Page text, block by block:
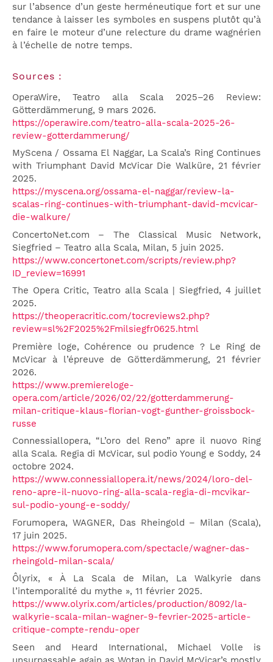
sur l’absence d’un geste herméneutique fort et sur une
tendance à laisser les symboles en suspens plutôt qu’à
en faire le moteur d’une relecture du drame wagnérien
à l’échelle de notre temps.
Sources :
OperaWire, Teatro alla Scala 2025–26 Review:
Götterdämmerung, 9 mars 2026.
https://operawire.com/teatro-alla-scala-2025-26-
review-gotterdammerung/
MyScena / Ossama El Naggar, La Scala’s Ring Continues
with Triumphant David McVicar Die Walküre, 21 février
2025.
https://myscena.org/ossama-el-naggar/review-la-
scalas-ring-continues-with-triumphant-david-mcvicar-
die-walkure/
ConcertoNet.com – The Classical Music Network,
Siegfried – Teatro alla Scala, Milan, 5 juin 2025.
https://www.concertonet.com/scripts/review.php?
ID_review=16991
The Opera Critic, Teatro alla Scala | Siegfried, 4 juillet
2025.
https://theoperacritic.com/tocreviews2.php?
review=sl%2F2025%2Fmilsiegfr0625.html
Première loge, Cohérence ou prudence ? Le Ring de
McVicar à l’épreuve de Götterdämmerung, 21 février
2026.
https://www.premiereloge-
opera.com/article/2026/02/22/gotterdammerung-
milan-critique-klaus-florian-vogt-gunther-groissbock-
russe
Connessiallopera, “L’oro del Reno” apre il nuovo Ring
alla Scala. Regia di McVicar, sul podio Young e Soddy, 24
octobre 2024.
https://www.connessiallopera.it/news/2024/loro-del-
reno-apre-il-nuovo-ring-alla-scala-regia-di-mcvikar-
sul-podio-young-e-soddy/
Forumopera, WAGNER, Das Rheingold – Milan (Scala),
17 juin 2025.
https://www.forumopera.com/spectacle/wagner-das-
rheingold-milan-scala/
Ôlyrix, « À La Scala de Milan, La Walkyrie dans
l’intemporalité du mythe », 11 février 2025.
https://www.olyrix.com/articles/production/8092/la-
walkyrie-scala-milan-wagner-9-fevrier-2025-article-
critique-compte-rendu-oper
Seen and Heard International, Michael Volle is